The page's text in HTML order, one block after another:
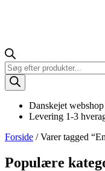
Products
search
Danskejet webshop
Levering 1-3
Forside / Varer tagged
Populære